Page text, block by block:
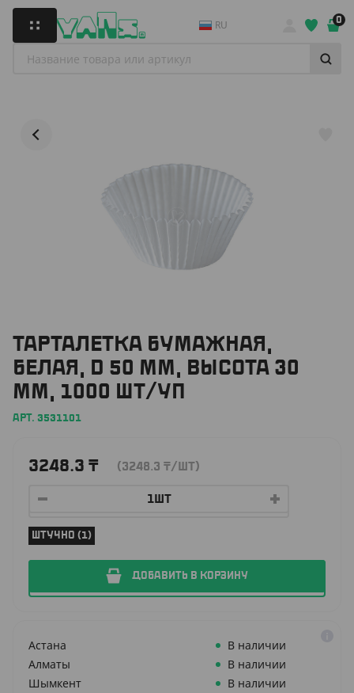
RU 0
ТАРТАЛЕТКА БУМАЖНАЯ,
БЕЛАЯ, D 50 ММ, ВЫСОТА 30
ММ, 1000 ШТ/УП
АРТ. 3531101
3248.3 ₸ (3248.3 ₸/ШТ)
ШТУЧНО (1)
ДОБАВИТЬ В КОРЗИНУ
Астана
В наличии
Алматы
В наличии
Шымкент
В наличии